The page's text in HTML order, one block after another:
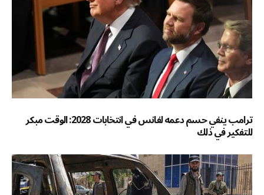
ترامب ينفي حسم دعمه لفانس في انتخابات 2028: الوقت مبكر
للتفكير في ذلك